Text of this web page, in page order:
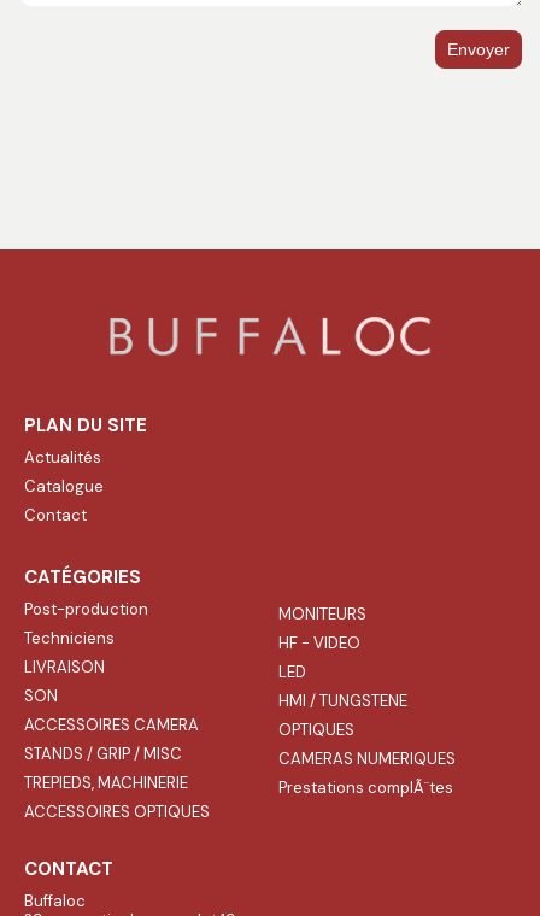
Envoyer
PLAN DU SITE
Actualités
Catalogue
Contact
CATÉGORIES
Post-production
Techniciens
LIVRAISON
SON
ACCESSOIRES CAMERA
STANDS / GRIP / MISC
TREPIEDS, MACHINERIE
ACCESSOIRES OPTIQUES
MONITEURS
HF - VIDEO
LED
HMI / TUNGSTENE
OPTIQUES
CAMERAS NUMERIQUES
Prestations complÃ¨tes
CONTACT
Buffaloc